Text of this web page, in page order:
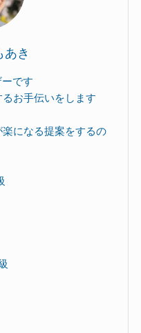
あき
です
お手伝いをします
になる提案をするの